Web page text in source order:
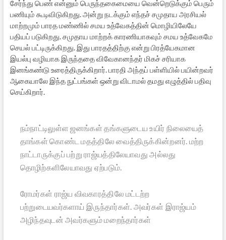
சேர்ந்து பெண் என்னும் பெருந்தகைமையை வென்றெடுக்கும் பெரும்
பணியும் கூடிவிடுகிறது. அன்று நடக்கும் எந்தச் சமுதாய அரசியல்
மாற்றமும் பாரத மண்ணில் சமய உத்வேகத்தின் மொழியிலேயே
பதியப் படுகிறது. சமுதாய மாற்றக் காரணியாகவும் சமய உத்வேகமே
செயல் பட்டிருக்கிறது. இது பாரதத்திற்கு என்று பிரத்யேகமான
இயல்பு வழியாக இருந்ததை விவேகானந்தர் மிகச் சரியாக
இனங்கண்டு உரைத்திருக்கிறார். பாரதி அந்தப் பள்ளியில் பயின்றவர்
ஆகையாலே இந்த நுட்பங்கள் ஒன்று விடாமல் தமது எழுத்தில் பதிவு
செய்கிறார்.
நம்நாட்டிலுள்ள ஜனங்கள் தங்களுடைய உயிர் நிலையைத்
தாங்கள் கொண்ட மதத்திலே வைத்திருக்கின்றனர். மற்ற
நாட்டாருக்குப் பற்று ராஜ்யத்திலேயாவது அல்லது
தொழிற்களிலேயாவது ஏற்படும்.
ரோமர்கள் ராஜ்ய விவகாரத்திலே மட்டற்ற
பற்றுடையவர்களாய் இருந்தார்கள். அவர்கள் இராஜ்யம்
அழிந்தவுடன் அவர்களும் மறைந்தார்கள்